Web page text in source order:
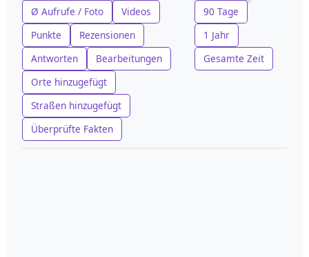
Ø Aufrufe / Foto
Videos
Punkte
Rezensionen
Antworten
Bearbeitungen
Orte hinzugefügt
Straßen hinzugefügt
Überprüfte Fakten
90 Tage
1 Jahr
Gesamte Zeit